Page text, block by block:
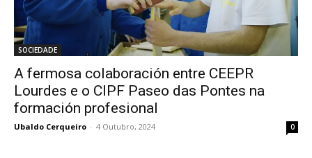
SOCIEDADE
A fermosa colaboración entre CEEPR
Lourdes e o CIPF Paseo das Pontes na
formación profesional
Ubaldo Cerqueiro - 4 Outubro, 2024 0